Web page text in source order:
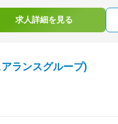
求人詳細を見る
ランスグループ)